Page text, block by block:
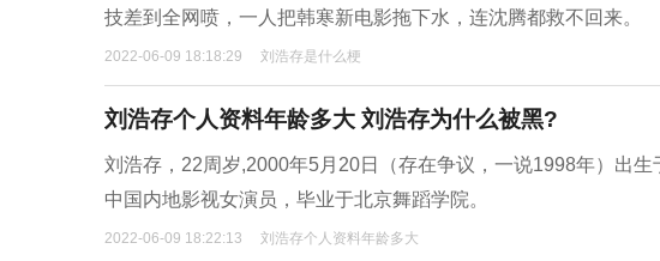
技差到全网喷，一人把韩寒新电影拖下水，连沈腾都救不回来。
2022-06-09 18:18:29 刘浩存是什么梗
刘浩存个人资料年龄多大 刘浩存为什么被黑?
刘浩存，22周岁,2000年5月20日（存在争议，一说1998年）出
中国内地影视女演员，毕业于北京舞蹈学院。
2022-06-09 18:22:13 刘浩存个人资料年龄多大